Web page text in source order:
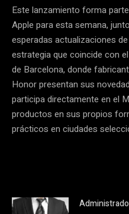
Este lanzamiento forma
Apple para esta semana,
esperadas actualizaciones
estrategia que coincide con
de Barcelona, donde
Honor presentan sus
participa directamente en el
productos en sus propios
prácticos en ciudades